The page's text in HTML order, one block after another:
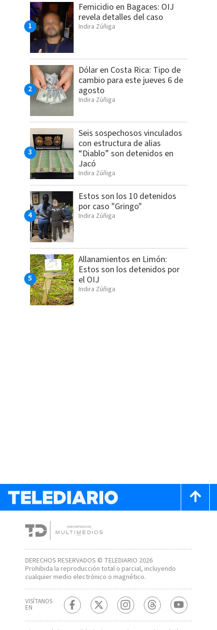
Femicidio en Bagaces: OIJ
revela detalles del caso
Indira Zúñiga
Dólar en Costa Rica: Tipo de
cambio para este jueves 6 de
agosto
Indira Zúñiga
Seis sospechosos vinculados
con estructura de alias
“Diablo” son detenidos en
Jacó
Indira Zúñiga
Estos son los 10 detenidos
por caso "Gringo"
Indira Zúñiga
Allanamientos en Limón:
Estos son los detenidos por
el OIJ
Indira Zúñiga
DERECHOS RESERVADOS © TELEDIARIO 2026
Prohibida la reproducción total o parcial, incluyendo
cualquier medio electrónico o magnético.
VISÍTANOS
EN